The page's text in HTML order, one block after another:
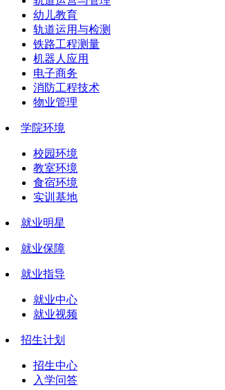
幼儿教育
轨道运用与检测
铁路工程测量
机器人应用
电子商务
消防工程技术
物业管理
学院环境
校园环境
教室环境
食宿环境
实训基地
就业明星
就业保障
就业指导
就业中心
就业视频
招生计划
招生中心
入学问答